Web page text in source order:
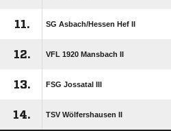
11. SG Asbach/​Hessen Hef II
12. VFL 1920 Mansbach II
13. FSG Jossatal III
14. TSV Wölfershausen II